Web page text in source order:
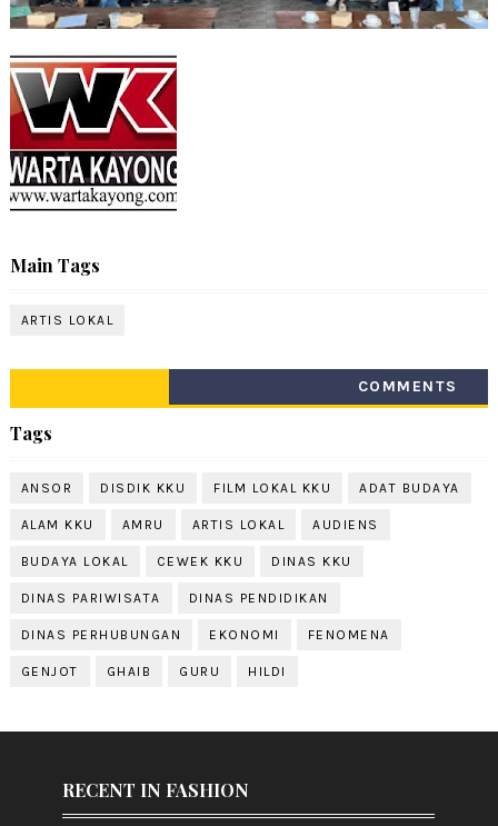
Main Tags
ARTIS LOKAL
COMMENTS
Tags
ANSOR DISDIK KKU FILM LOKAL KKU ADAT BUDAYA
ALAM KKU AMRU ARTIS LOKAL AUDIENS
BUDAYA LOKAL CEWEK KKU DINAS KKU
DINAS PARIWISATA DINAS PENDIDIKAN
DINAS PERHUBUNGAN EKONOMI FENOMENA
GENJOT GHAIB GURU HILDI
RECENT IN FASHION